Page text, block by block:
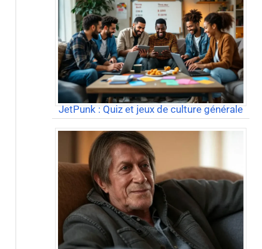
JetPunk : Quiz et jeux de culture générale